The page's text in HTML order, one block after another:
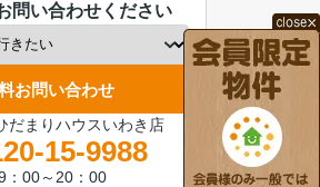
問い合わせください
お問い合わせ
だまりハウスいわき店
15-9988
：00～20：00